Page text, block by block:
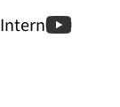
Intern